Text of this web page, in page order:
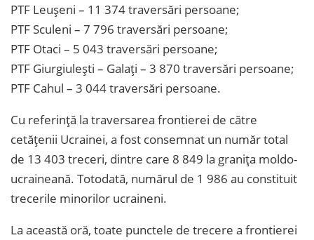
PTF Leușeni – 11 374 traversări persoane;
PTF Sculeni – 7 796 traversări persoane;
PTF Otaci – 5 043 traversări persoane;
PTF Giurgiulești – Galați – 3 870 traversări persoane;
PTF Cahul – 3 044 traversări persoane.
Cu referință la traversarea frontierei de către
cetățenii Ucrainei, a fost consemnat un număr total
de 13 403 treceri, dintre care 8 849 la granița moldo-
ucraineană. Totodată, numărul de 1 986 au constituit
trecerile minorilor ucraineni.
La această oră, toate punctele de trecere a frontierei